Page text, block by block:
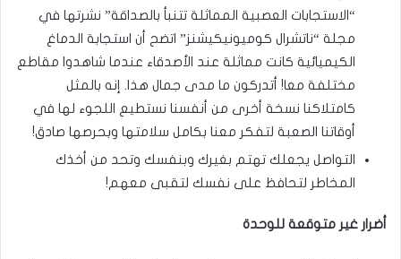
“الاستجابات العصبية المماثلة تتنبأ بالصداقة” نشرتها في
مجلة “ناتشرال كوميونيكيشنز” اتضح أن استجابة الدماغ
الكيميائية كانت مماثلة عند الأصدقاء عندما شاهدوا مقاطع
مختلفة معا! أتدركون ما مدى جمال هذا. إنه بالمثل
كامتلاكنا نسخة أخرى من أنفسنا نستطيع اللجوء لها في
أوقاتنا الصعبة لتفكر معنا بكامل سلامتها وبحرصها صادق!
التواصل يجعلك تهتم بغيرك وبنفسك وتحد من أخذك
المخاطر لتحافظ على نفسك لتقبى معهم!
أضرار غير متوقعة للوحدة